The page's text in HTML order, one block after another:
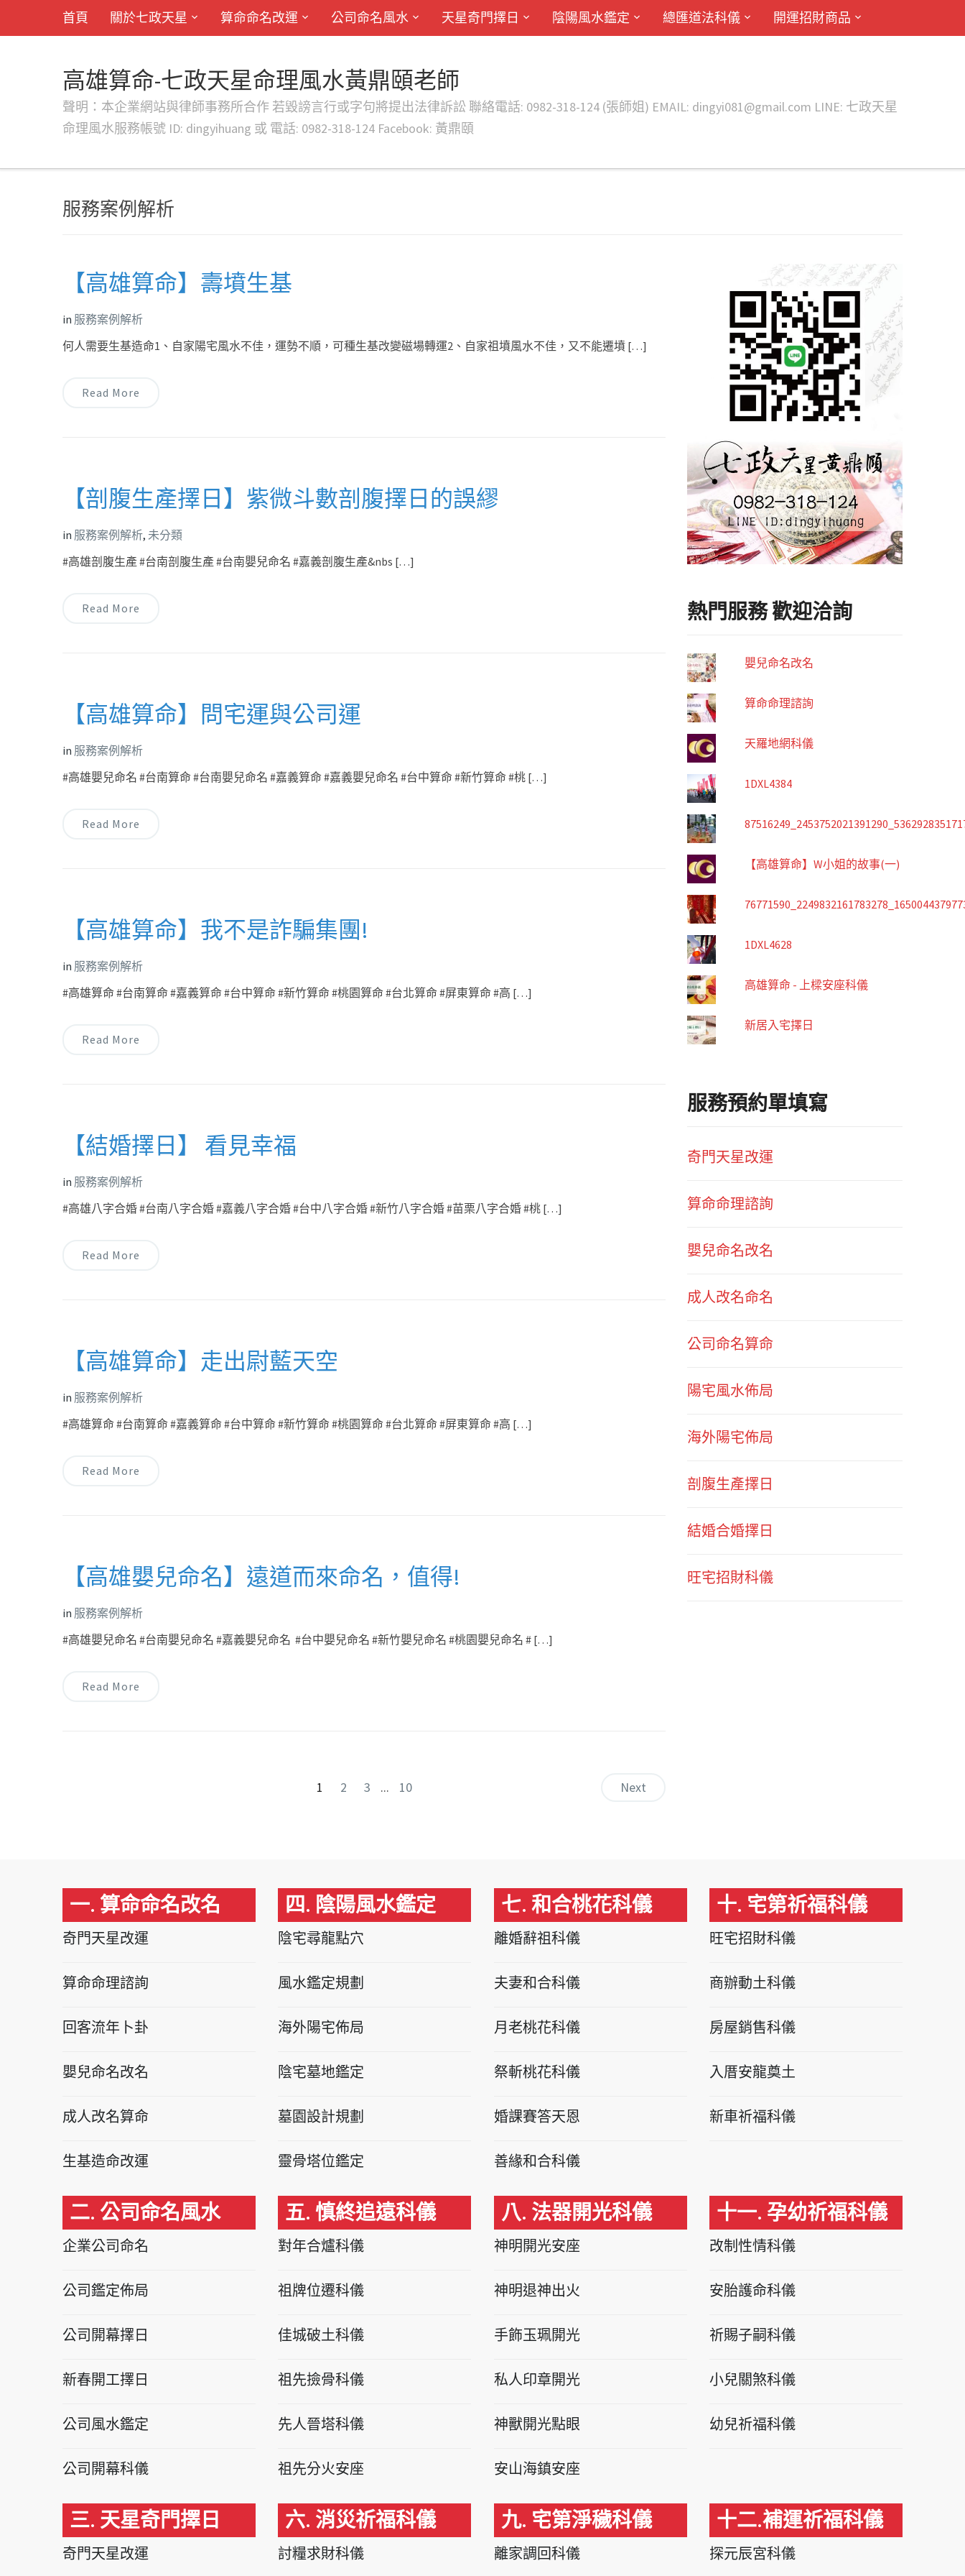
首頁 關於七政天星 算命命名改運 公司命名風水 天星奇門擇日 陰陽風水鑑定 總匯道法科儀 開運招財商品
高雄算命-七政天星命理風水黃鼎頤老師
聲明：本企業網站與律師事務所合作 若毀謗言行或字句將提出法律訴訟 聯絡電話: 0982-318-124 (張師姐) EMAIL: dingyi081@gmail.com LINE: 七政天星
命理風水服務帳號 ID: dingyihuang 或 電話: 0982-318-124 Facebook: 黃鼎頤
服務案例解析
【高雄算命】壽墳生基
in 服務案例解析
何人需要生基造命1、自家陽宅風水不佳，運勢不順，可種生基改變磁場轉運2、自家祖墳風水不佳，又不能遷墳 […]
Read More
【剖腹生產擇日】紫微斗數剖腹擇日的誤繆
in 服務案例解析, 未分類
#高雄剖腹生產 #台南剖腹生產 #台南嬰兒命名 #嘉義剖腹生產&nbs […]
Read More
【高雄算命】問宅運與公司運
in 服務案例解析
#高雄嬰兒命名 #台南算命 #台南嬰兒命名 #嘉義算命 #嘉義嬰兒命名 #台中算命 #新竹算命 #桃 […]
Read More
【高雄算命】我不是詐騙集團!
in 服務案例解析
#高雄算命 #台南算命 #嘉義算命 #台中算命 #新竹算命 #桃園算命 #台北算命 #屏東算命 #高 […]
Read More
【結婚擇日】 看見幸福
in 服務案例解析
#高雄八字合婚 #台南八字合婚 #嘉義八字合婚 #台中八字合婚 #新竹八字合婚 #苗栗八字合婚 #桃 […]
Read More
【高雄算命】走出尉藍天空
in 服務案例解析
#高雄算命 #台南算命 #嘉義算命 #台中算命 #新竹算命 #桃園算命 #台北算命 #屏東算命 #高 […]
Read More
【高雄嬰兒命名】遠道而來命名，值得!
in 服務案例解析
#高雄嬰兒命名 #台南嬰兒命名 #嘉義嬰兒命名 #台中嬰兒命名 #新竹嬰兒命名 #桃園嬰兒命名 # […]
Read More
1 2 3 ... 10 Next
熱門服務 歡迎洽詢
嬰兒命名改名
算命命理諮詢
天羅地網科儀
1DXL4384
【高雄算命】W小姐的故事(一)
1DXL4628
高雄算命 - 上樑安座科儀
新居入宅擇日
服務預約單填寫
奇門天星改運
算命命理諮詢
嬰兒命名改名
成人改名命名
公司命名算命
陽宅風水佈局
海外陽宅佈局
剖腹生產擇日
結婚合婚擇日
旺宅招財科儀
一. 算命命名改名
奇門天星改運
算命命理諮詢
回客流年卜卦
嬰兒命名改名
成人改名算命
生基造命改運
二. 公司命名風水
企業公司命名
公司鑑定佈局
公司開幕擇日
新春開工擇日
公司風水鑑定
公司開幕科儀
三. 天星奇門擇日
奇門天星改運
四. 陰陽風水鑑定
陰宅尋龍點穴
風水鑑定規劃
海外陽宅佈局
陰宅墓地鑑定
墓園設計規劃
靈骨塔位鑑定
五. 慎終追遠科儀
對年合爐科儀
祖牌位遷科儀
佳城破土科儀
祖先撿骨科儀
先人晉塔科儀
祖先分火安座
六. 消災祈福科儀
討糧求財科儀
七. 和合桃花科儀
離婚辭祖科儀
夫妻和合科儀
月老桃花科儀
祭斬桃花科儀
婚課賽答天恩
善緣和合科儀
八. 法器開光科儀
神明開光安座
神明退神出火
手飾玉珮開光
私人印章開光
神獸開光點眼
安山海鎮安座
九. 宅第淨穢科儀
離家調回科儀
十. 宅第祈福科儀
旺宅招財科儀
商辦動土科儀
房屋銷售科儀
入厝安龍奠土
新車祈福科儀
十一. 孕幼祈福科儀
改制性情科儀
安胎護命科儀
祈賜子嗣科儀
小兒關煞科儀
幼兒祈福科儀
十二.補運祈福科儀
探元辰宮科儀